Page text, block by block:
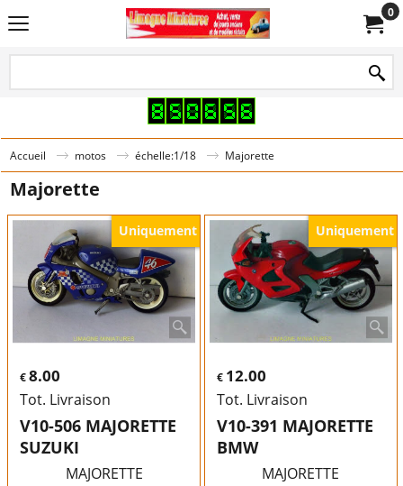
0
Accueil motos échelle:1/18 Majorette
Majorette
Uniquement
€8.00
Tot. Livraison
V10-506 MAJORETTE
SUZUKI
MAJORETTE
Uniquement
€ 12.00
Tot. Livraison
V10-391 MAJORETTE
BMW
MAJORETTE